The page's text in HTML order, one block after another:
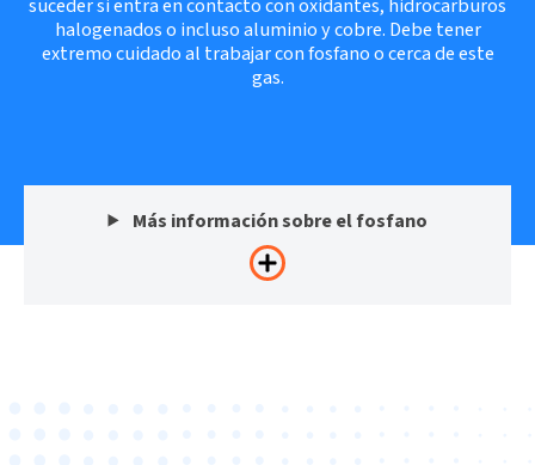
halogenados o incluso aluminio y cobre. Debe tener
extremo cuidado al trabajar con fosfano o cerca de este
gas.
Más información sobre el fosfano